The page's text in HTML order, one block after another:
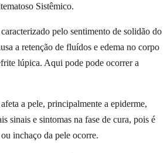
Sistêmico.
pelo sentimento de solidão do
a retenção de fluídos e edema no corpo
lúpica. Aqui pode pode ocorrer a
a pele, principalmente a epiderme,
sinais e sintomas na fase de cura, pois é
inchaço da pele ocorre.